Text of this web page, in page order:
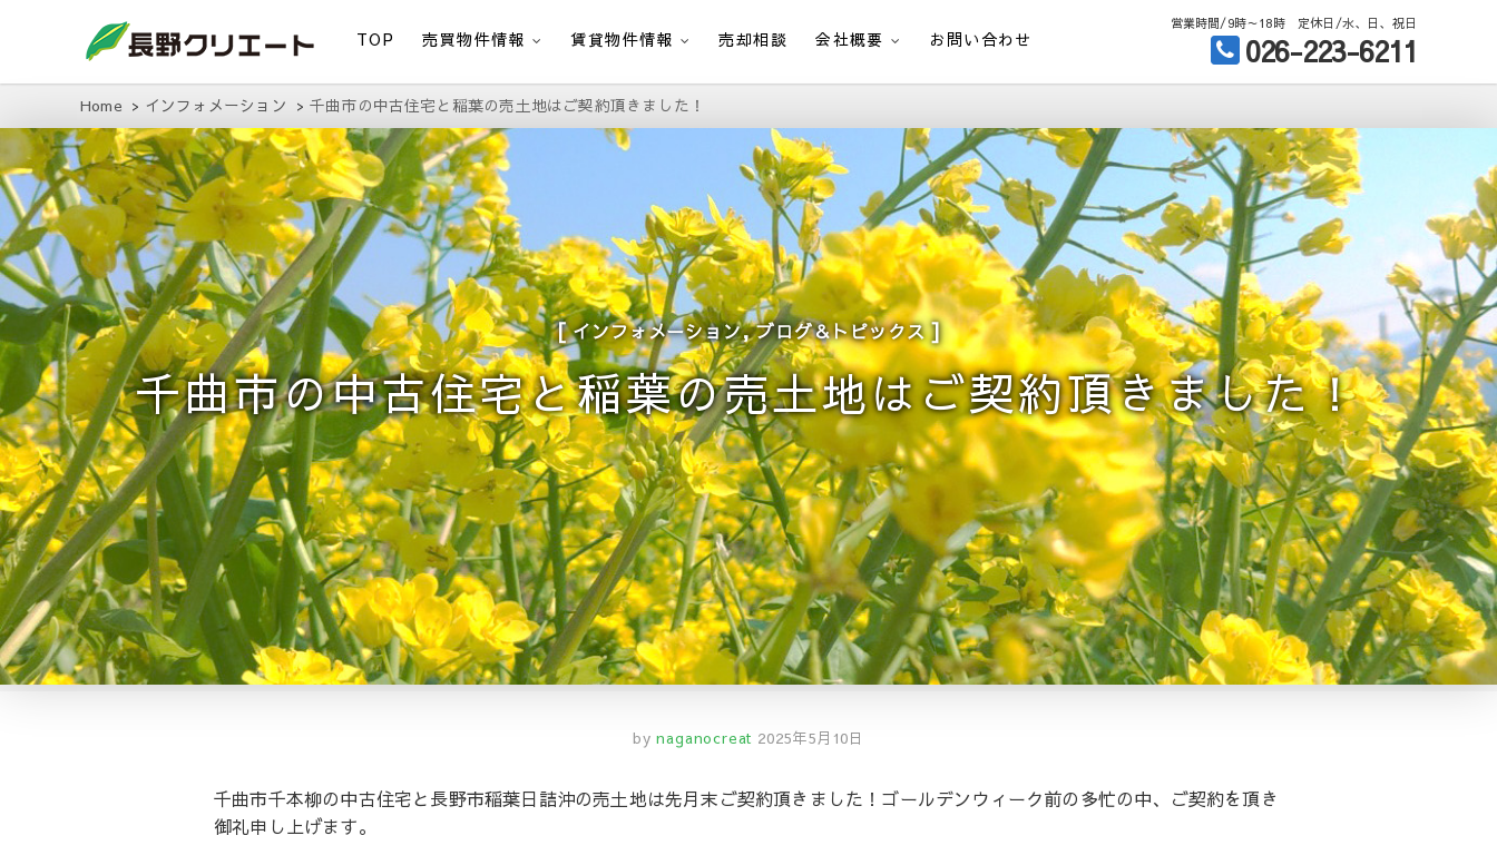
長野クリエート
TOP 売買物件情報 賃貸物件情報 売却相談 会社概要 お問い合わせ
営業時間/9時～18時 定休日/水、日、祝日
026-223-6211
Home インフォメーション 千曲市の中古住宅と稲葉の売土地はご契約頂きました！
インフォメーション,ブログ＆トピックス
千曲市の中古住宅と稲葉の売土地はご契約頂きました！
by naganocreat 2025年5月10日
千曲市千本柳の中古住宅と長野市稲葉日詰沖の売土地は先月末ご契約頂きました！ゴールデンウィーク前の多忙の中、ご契約を頂き
御礼申し上げます。